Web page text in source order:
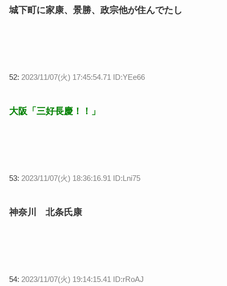
城下町に家康、景勝、政宗他が住んでたし
52: 2023/11/07(火) 17:45:54.71 ID:YEe66
大阪「三好長慶！！」
53: 2023/11/07(火) 18:36:16.91 ID:Lni75
神奈川 北条氏康
54: 2023/11/07(火) 19:14:15.41 ID:rRoAJ